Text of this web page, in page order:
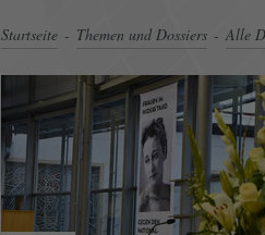
Startseite Themen und Dossiers Alle